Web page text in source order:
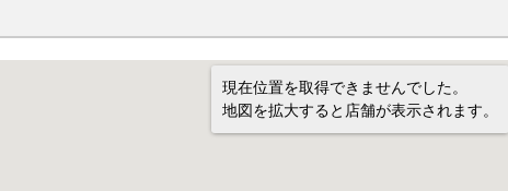
現在位置を取得できませんでした。
地図を拡大すると店舗が表示されます。